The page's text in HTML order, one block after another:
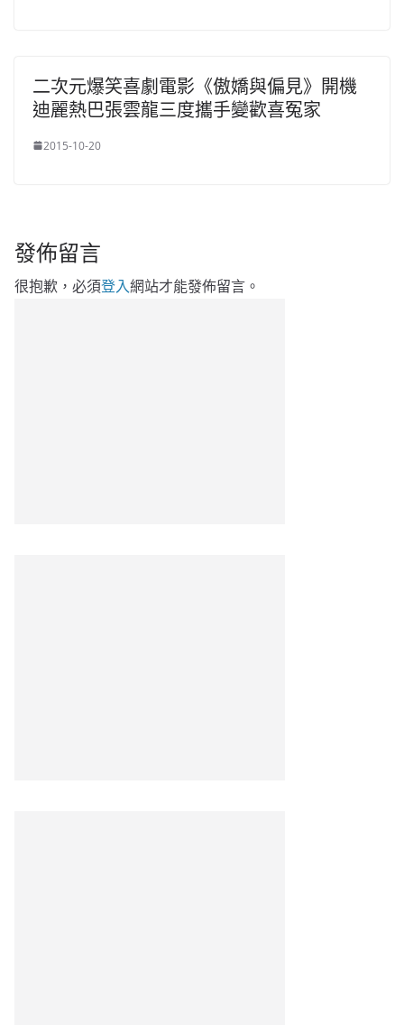
二次元爆笑喜劇電影《傲嬌與偏見》開機
迪麗熱巴張雲龍三度攜手變歡喜冤家
2015-10-20
發佈留言
很抱歉，必須登入網站才能發佈留言。